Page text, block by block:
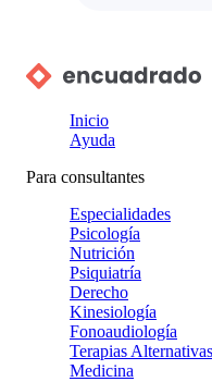
Inicio
Ayuda
Para consultantes
Especialidades
Psicología
Nutrición
Psiquiatría
Derecho
Kinesiología
Fonoaudiología
Terapias Alternativas
Medicina